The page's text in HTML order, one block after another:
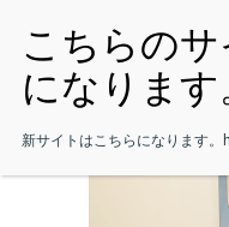
新サイトはこちらになります。